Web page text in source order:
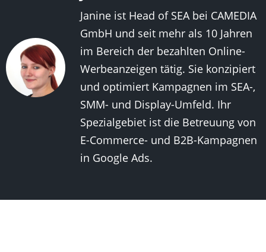
Janine ist Head of SEA bei CAMEDIA
GmbH und seit mehr als 10 Jahren
im Bereich der bezahlten Online-
Werbeanzeigen tätig. Sie konzipiert
und optimiert Kampagnen im SEA-,
SMM- und Display-Umfeld. Ihr
Spezialgebiet ist die Betreuung von
E-Commerce- und B2B-Kampagnen
in Google Ads.